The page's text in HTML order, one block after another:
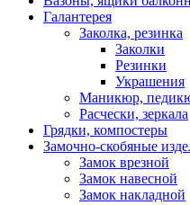
Галантерея
Заколка, резинка
Заколки
Резинки
Украшения
Маникюр,
Расчески, зеркала
Грядки, компостеры
Замочно-скобяные
Замок врезной
Замок навесной
Замок накладной